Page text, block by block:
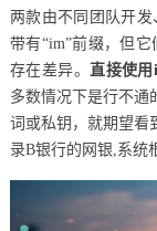
两款由不同团队开
带有“im”前缀，但
存在差异。 直接使
多数情况下是行不通
词或私钥，就期望
录B银行的网银,系统